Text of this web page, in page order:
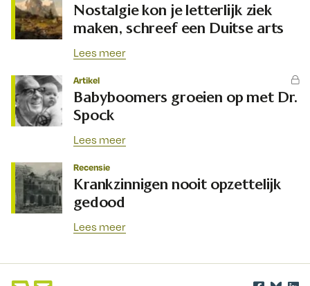
Nostalgie kon je letterlijk ziek
maken, schreef een Duitse arts
Lees meer
Artikel
Babyboomers groeien op met Dr.
Spock
Lees meer
Recensie
Krankzinnigen nooit opzettelijk
gedood
Lees meer